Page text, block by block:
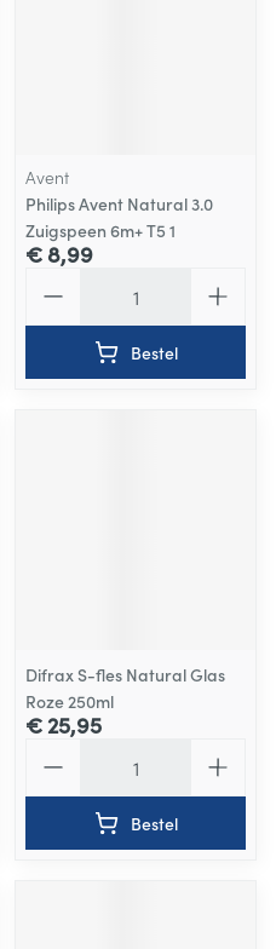
Avent
Philips Avent Natural 3.0
Zuigspeen 6m+ T5 1
€ 8,99
Bestel
Difrax S-fles Natural Glas
Roze 250ml
€ 25,95
Bestel